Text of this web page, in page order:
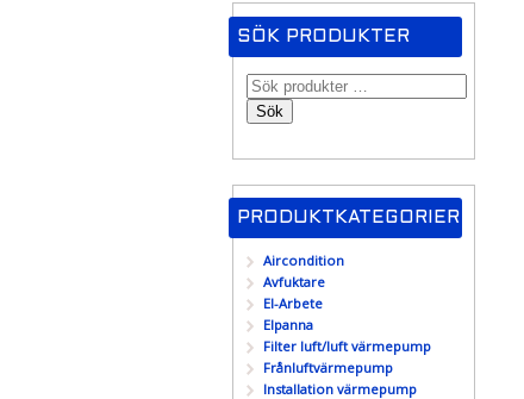
SÖK PRODUKTER
Sök
PRODUKTKATEGORIER
Aircondition
Avfuktare
El-Arbete
Elpanna
Filter luft/luft värmepump
Frånluftvärmepump
Installation värmepump